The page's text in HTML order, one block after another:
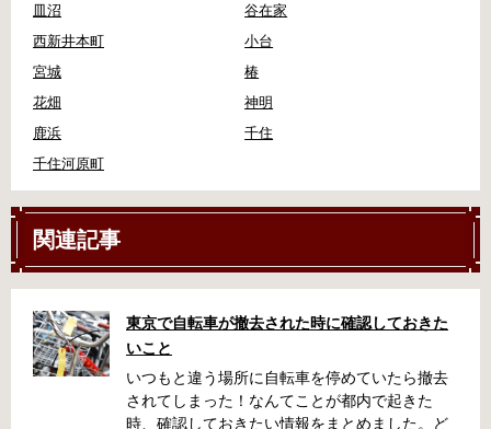
皿沼
谷在家
西新井本町
小台
宮城
椿
花畑
神明
鹿浜
千住
千住河原町
関連記事
東京で自転車が撤去された時に確認しておきた
いこと
いつもと違う場所に自転車を停めていたら撤去
されてしまった！なんてことが都内で起きた
時、確認しておきたい情報をまとめました。ど